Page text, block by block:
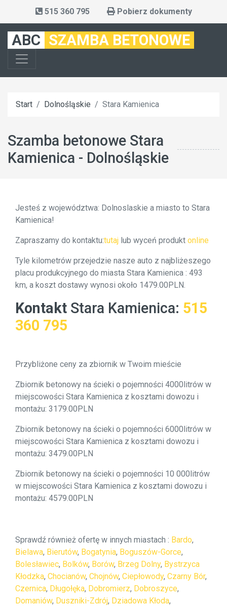
515 360 795 Pobierz dokumenty
ABC SZAMBA BETONOWE
Start Dolnośląskie Stara Kamienica
Szamba betonowe Stara
Kamienica - Dolnośląskie
Jesteś z województwa: Dolnoslaskie a miasto to Stara
Kamienica!
Zapraszamy do kontaktu:tutaj lub wyceń produkt online
Tyle kilometrów przejedzie nasze auto z najbliżeszego
placu produkcyjnego do miasta Stara Kamienica : 493
km, a koszt dostawy wynosi około 1479.00PLN.
Kontakt Stara Kamienica: 515
360 795
Przybliżone ceny za zbiornik w Twoim mieście
Zbiornik betonowy na ścieki o pojemności 4000litrów w
miejscowości Stara Kamienica z kosztami dowozu i
montażu: 3179.00PLN
Zbiornik betonowy na ścieki o pojemności 6000litrów w
miejscowości Stara Kamienica z kosztami dowozu i
montażu: 3479.00PLN
Zbiornik betonowy na ścieki o pojemności 10 000litrów
w miejscowości Stara Kamienica z kosztami dowozu i
montażu: 4579.00PLN
Sprawdź również ofertę w innych miastach : Bardo,
Bielawa, Bierutów, Bogatynia, Boguszów-Gorce,
Bolesławiec, Bolków, Borów, Brzeg Dolny, Bystrzyca
Kłodzka, Chocianów, Chojnów, Ciepłowody, Czarny Bór,
Czernica, Długołęka, Dobromierz, Dobroszyce,
Domaniów, Duszniki-Zdrój, Dziadowa Kłoda,